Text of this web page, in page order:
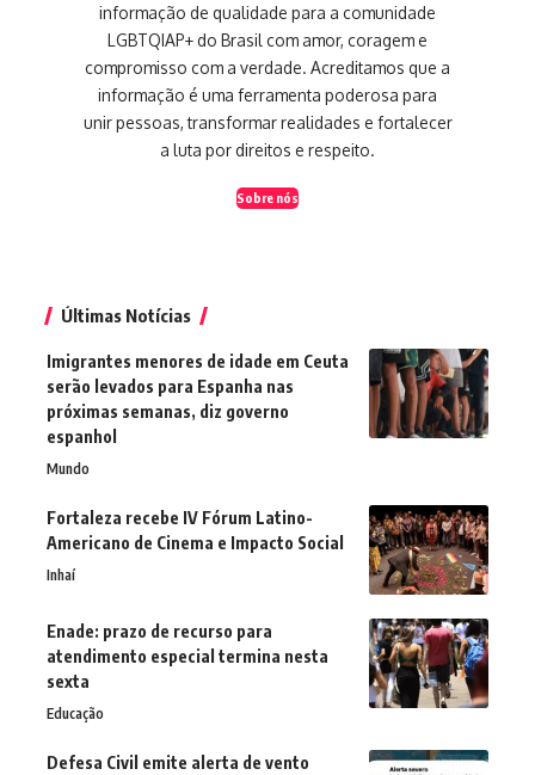
informação de qualidade para a comunidade
LGBTQIAP+ do Brasil com amor, coragem e
compromisso com a verdade. Acreditamos que a
informação é uma ferramenta poderosa para
unir pessoas, transformar realidades e fortalecer
a luta por direitos e respeito.
Sobre nós
Últimas Notícias
Imigrantes menores de idade em Ceuta
serão levados para Espanha nas
próximas semanas, diz governo
espanhol
Mundo
Fortaleza recebe IV Fórum Latino-
Americano de Cinema e Impacto Social
Inhaí
Enade: prazo de recurso para
atendimento especial termina nesta
sexta
Educação
Defesa Civil emite alerta de vento